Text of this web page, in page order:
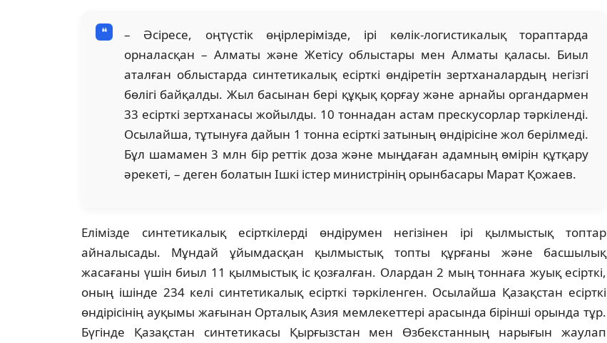
– Әсіресе, оңтүстік өңірлерімізде, ірі көлік-логистикалық тораптарда
орналасқан – Алматы және Жетісу облыстары мен Алматы қаласы. Биыл
аталған облыстарда синтетикалық есірткі өндіретін зертханалардың негізгі
бөлігі байқалды. Жыл басынан бері құқық қорғау және арнайы органдармен
33 есірткі зертханасы жойылды. 10 тоннадан астам прескусорлар тәркіленді.
Осылайша, тұтынуға дайын 1 тонна есірткі затының өндірісіне жол берілмеді.
Бұл шамамен 3 млн бір реттік доза және мыңдаған адамның өмірін құтқару
әрекеті, – деген болатын Ішкі істер министрінің орынбасары Марат Қожаев.
Елімізде синтетикалық есірткілерді өндірумен негізінен ірі қылмыстық топтар
айналысады. Мұндай ұйымдасқан қылмыстық топты құрғаны және басшылық
жасағаны үшін биыл 11 қылмыстық іс қозғалған. Олардан 2 мың тоннаға жуық есірткі,
оның ішінде 234 келі синтетикалық есірткі тәркіленген. Осылайша Қазақстан есірткі
өндірісінің ауқымы жағынан Орталық Азия мемлекеттері арасында бірінші орында тұр.
Бүгінде Қазақстан синтетикасы Қырғызстан мен Өзбекстанның нарығын жаулап